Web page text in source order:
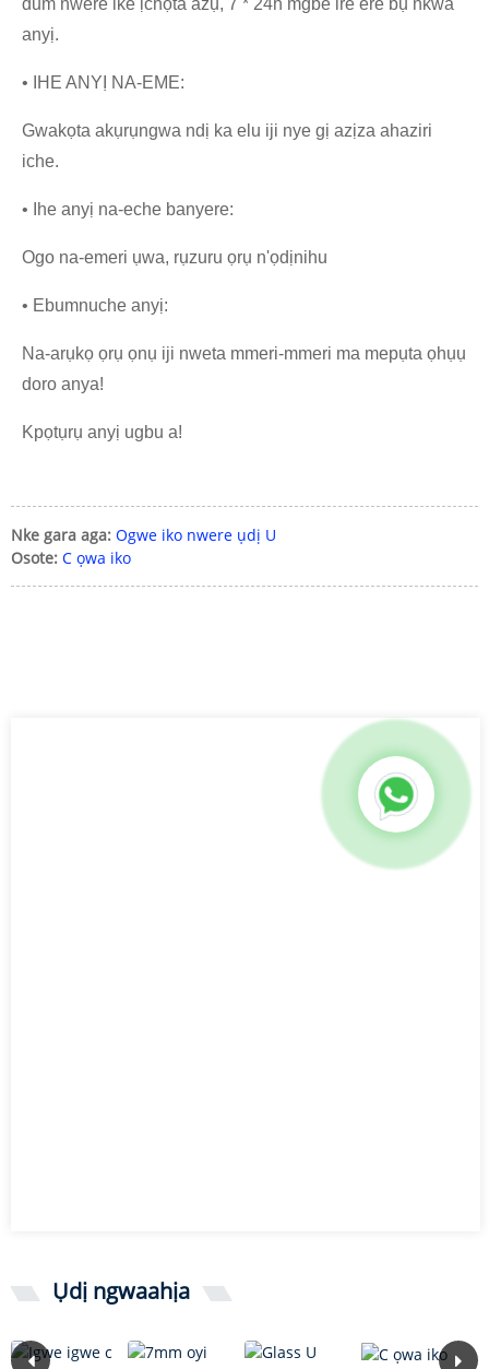
dum nwere ike ịchọta azụ, 7 * 24h mgbe ire ere bụ nkwa
anyị.
• IHE ANYỊ NA-EME:
Gwakọta akụrụngwa ndị ka elu iji nye gị azịza ahaziri
iche.
• Ihe anyị na-eche banyere:
Ogo na-emeri ụwa, rụzuru ọrụ n'ọdịnihu
• Ebumnuche anyị:
Na-arụkọ ọrụ ọnụ iji nweta mmeri-mmeri ma mepụta ọhụụ
doro anya!
Kpọtụrụ anyị ugbu a!
Nke gara aga: Ogwe iko nwere ụdị U
Osote: C ọwa iko
Ụdị ngwaahịa